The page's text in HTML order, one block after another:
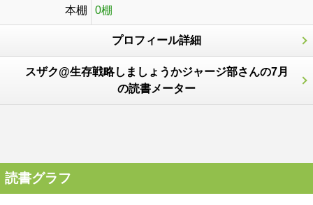
本棚 0棚
プロフィール詳細
スザク@生存戦略しましょうかジャージ部さんの7月
の読書メーター
読書グラフ